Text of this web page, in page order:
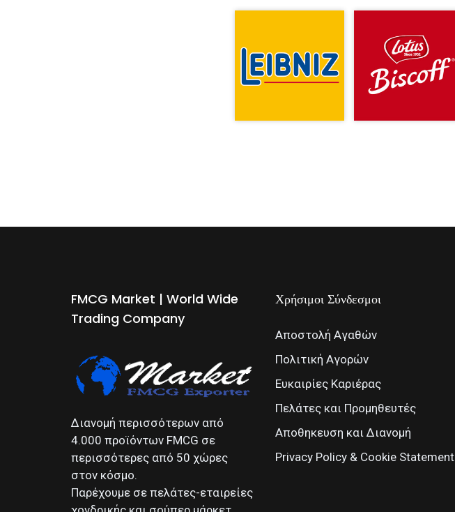
FMCG Market | World Wide
Trading Company
Διανομή περισσότερων από
4.000 προϊόντων FMCG σε
περισσότερες από 50 χώρες
στον κόσμο.
Παρέχουμε σε πελάτες-εταιρείες
Χρήσιμοι Σύνδεσμοι
Αποστολή Αγαθών
Πολιτική Αγορών
Ευκαιρίες Καριέρας
Πελάτες και Προμηθευτές
Αποθηκευση και Διανομή
Privacy Policy & Cookie Statement